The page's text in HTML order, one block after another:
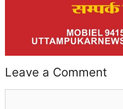
Leave a Comment